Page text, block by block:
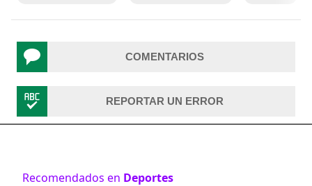
COMENTARIOS
REPORTAR UN ERROR
Recomendados en Deportes